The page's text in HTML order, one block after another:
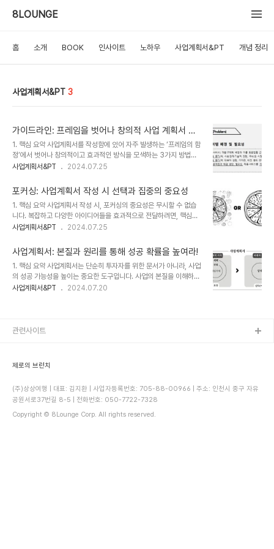
8LOUNGE
홈 소개 BOOK 인사이트 노하우 사업계획서&PT 개념 정리
사업계획서&PT 3
가이드라인: 프레임을 벗어나 창의적 사업 계획서 작
성하기
1. 핵심 요약 사업계획서를 작성함에 있어 자주 발생하는 ‘프레임의 함
정’에서 벗어나 창의적이고 효과적인 방식을 모색하는 3가지 방법을
제시합니다. 요컨대 가이드라인에 얽매이지 않기, 프레임에서 벗어나
계획서를 만들 수 있습니다."회사에서 동료들과 신규 개업한 중식당에
서 점심을 먹기로 했다. 점심시간이 되어 중식당 문 앞에 들어서는 순
간, 내 머릿속에는 이미 어떤 메뉴가 있을지, 또한 어떤 분위기의 느낌
일지 머릿속에 그려지면서 예상된다." "친구와 캠핑하기로 약속했다.
매번 갔던 곳이라, 내비게이션 없이 직접 운전하기로 한다. 그런데 가
되기 시작한다. 우회로 돌아가면 빠를..
사업계획서&PT 2024.07.25
포커싱: 사업계획서 작성 시 선택과 집중의 중요성
1. 핵심 요약 사업계획서 작성 시, 포커싱의 중요성은 무시할 수 없습
니다. 복잡하고 다양한 아이디어들을 효과적으로 전달하려면, 핵심적
인 내용에 집중하고 이를 명확하게 표현하는 것이 매우 중요합니
운 개념의 사업 아이템을 개발한 팀이 있었다. 이 아이템은 단시간에
주변에서 그 창의성을 인정받았고, 팀 분위기도 상당히 고무적이었다.
그러던 어느 날, 사업계획서를 제출하기 위해 아이템 소개란에 여러 특
징들(블록체인 기술, 앱 플랫폼, 10가지 화장품, 특허출원, 상표등록
등)을 기록했다. 팀원들과 함께 노력해 만든 결과물이라 모든 항목이
사업계획서&PT 2024.07.25
사업계획서: 본질과 원리를 통해 성공 확률을 높여라!
1. 핵심 요약 사업계획서는 단순히 투자자를 위한 문서가 아니라, 사업
의 성공 가능성을 높이는 중요한 도구입니다. 사업의 본질을 이해하고
작성하는 것이 핵심이며, 내부적으로는 핵심 가치와 비전을 공유하고
네의 옷을 벗기기로 내기했다. 바람은 먼저 나그네에게 다가가 거센 바
점점 더 더워져서, ..
사업계획서&PT 2024.07.20
제로의 브런치
(주)상상여행 | 대표: 김지환 | 사업자등록번호: 705-88-00966 | 주소: 인천시 중구 자유
공원서로37번길 8-5 | 전화번호: 050-7722-7328
Copyright © 8Lounge Corp. All rights reserved.
관련사이트